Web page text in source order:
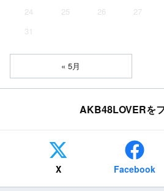
24
25 26 27
31
« 5月
AKB48LOVERを
X Facebook